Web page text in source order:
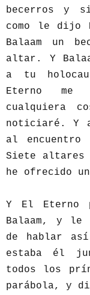
becerros y
como le dijo
Balaam un
altar. Y
a tu
Eterno me
cualquiera
noticiaré. Y
al
Siete altares
he ofrecido
Y El Eterno
Balaam, y
de hablar
estaba él
todos los
parábola, y